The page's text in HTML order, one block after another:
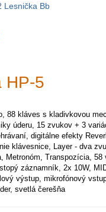
Lesnička Bb
HP-5
88 kláves s kladivkovou
úderu, 15 zvukov + 3
digitálne efekty
klávesnice, Layer - dva
Metronóm, Transpozícia, 58
záznamník, 2x 10W,
výstup, mikrofónový
svetlá čerešňa